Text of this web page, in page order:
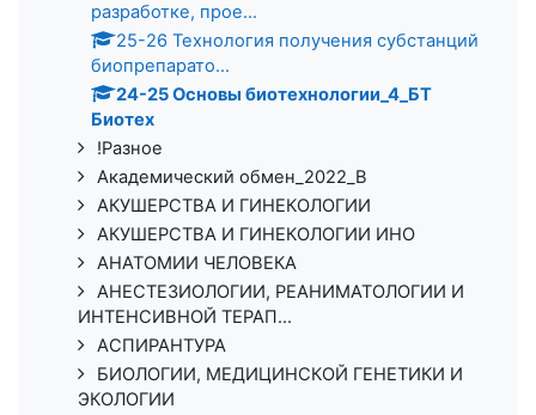
разработке, прое...
25-26 Технология получения субстанций
биопрепарато...
24-25 Основы биотехнологии_4_БТ
Биотех
!Разное
Академический обмен_2022_В
АКУШЕРСТВА И ГИНЕКОЛОГИИ
АКУШЕРСТВА И ГИНЕКОЛОГИИ ИНО
АНАТОМИИ ЧЕЛОВЕКА
АНЕСТЕЗИОЛОГИИ, РЕАНИМАТОЛОГИИ И
ИНТЕНСИВНОЙ ТЕРАП...
АСПИРАНТУРА
БИОЛОГИИ, МЕДИЦИНСКОЙ ГЕНЕТИКИ И
ЭКОЛОГИИ